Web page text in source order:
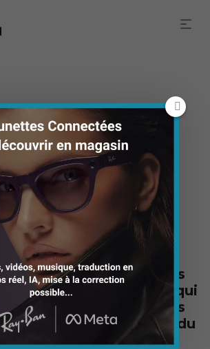
services
vous êteschoyés
, nous
denombreux services qui
qui
facilitent vos
qui vous font
gagner du
temps.